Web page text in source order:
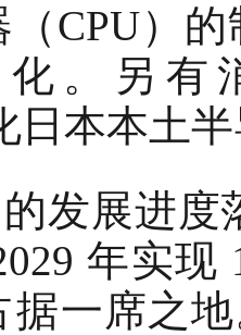
CPU）的
。另有
日本本土
的发展进
年实
一席之